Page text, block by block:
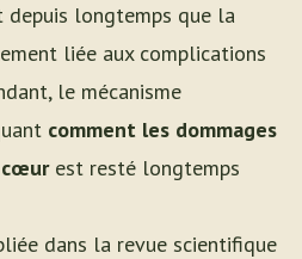
depuis longtemps que la
liée aux complications
le mécanisme
comment les dommages
est resté longtemps
dans la revue scientifique